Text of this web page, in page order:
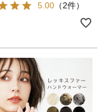
5.00 （2件）